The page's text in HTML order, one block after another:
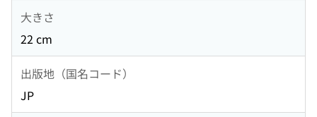
大きさ
22 cm
出版地（国名コード）
JP